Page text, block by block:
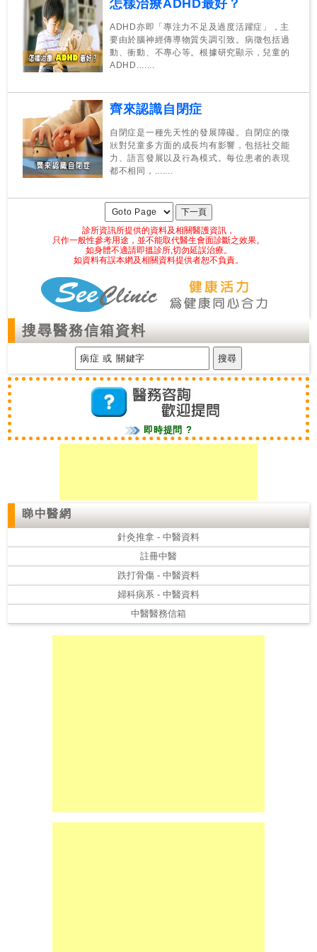
怎樣治療ADHD最好？
ADHD亦即「專注力不足及過度活躍症」，主
要由於腦神經傳導物質失調引致。病徵包括過
動、衝動、不專心等。根據研究顯示，兒童的
ADHD.......
齊來認識自閉症
自閉症是一種先天性的發展障礙。自閉症的徵
狀對兒童多方面的成長均有影響，包括社交能
力、語言發展以及行為模式。每位患者的表現
都不相同，.......
診所資訊所提供的資料及相關醫護資訊，
只作一般性參考用途，並不能取代醫生會面診斷之效果。
如身體不適請即搵診所,切勿延誤治療。
如資料有誤本網及相關資料提供者恕不負責。
搜尋醫務信箱資料
即時提問 ?
睇中醫網
針灸推拿 - 中醫資料
註冊中醫
跌打骨傷 - 中醫資料
婦科病系 - 中醫資料
中醫醫務信箱